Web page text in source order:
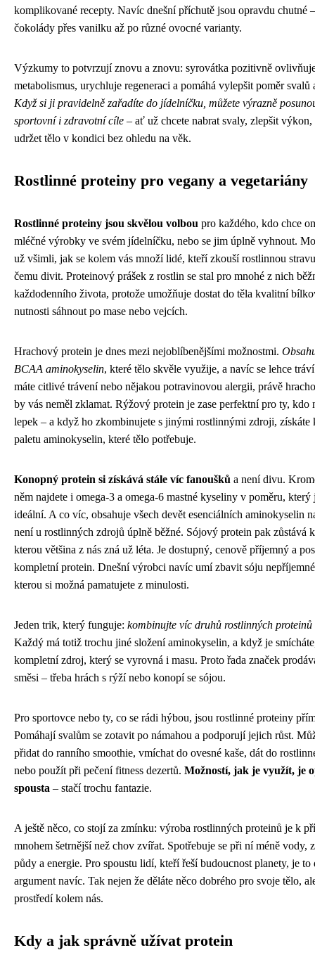
komplikované recepty. Navíc dnešní příchutě jsou opravdu chutné
čokolády přes vanilku až po různé ovocné varianty.
Výzkumy to potvrzují znovu a znovu: syrovátka pozitivně
metabolismus, urychluje regeneraci a pomáhá vylepšit poměr svalů
Když si ji pravidelně zařadíte do jídelníčku, můžete výrazně
sportovní i zdravotní cíle – ať už chcete nabrat svaly, zlepšit výkon,
udržet tělo v kondici bez ohledu na věk.
Rostlinné proteiny pro vegany a vegetariány
Rostlinné proteiny jsou skvělou volbou pro každého, kdo chce
mléčné výrobky ve svém jídelníčku, nebo se jim úplně vyhnout.
už všimli, jak se kolem vás množí lidé, kteří zkouší rostlinnou
čemu divit. Proteinový prášek z rostlin se stal pro mnohé z nich
každodenního života, protože umožňuje dostat do těla kvalitní
nutnosti sáhnout po mase nebo vejcích.
Hrachový protein je dnes mezi nejoblíbenějšími možnostmi.
BCAA aminokyselin, které tělo skvěle využije, a navíc se lehce
máte citlivé trávení nebo nějakou potravinovou alergii, právě
by vás neměl zklamat. Rýžový protein je zase perfektní pro ty, kdo
lepek – a když ho zkombinujete s jinými rostlinnými zdroji, získáte
paletu aminokyselin, které tělo potřebuje.
Konopný protein si získává stále víc fanoušků a není divu.
něm najdete i omega-3 a omega-6 mastné kyseliny v poměru, který
ideální. A co víc, obsahuje všech devět esenciálních aminokyselin
není u rostlinných zdrojů úplně běžné. Sójový protein pak zůstává
kterou většina z nás zná už léta. Je dostupný, cenově příjemný a
kompletní protein. Dnešní výrobci navíc umí zbavit sóju
kterou si možná pamatujete z minulosti.
Jeden trik, který funguje: kombinujte víc druhů rostlinných proteinů
Každý má totiž trochu jiné složení aminokyselin, a když je
kompletní zdroj, který se vyrovná i masu. Proto řada značek
směsi – třeba hrách s rýží nebo konopí se sójou.
Pro sportovce nebo ty, co se rádi hýbou, jsou rostlinné proteiny
Pomáhají svalům se zotavit po námahou a podporují jejich růst.
přidat do ranního smoothie, vmíchat do ovesné kaše, dát do
nebo použít při pečení fitness dezertů. Možností, jak je využít, je
spousta – stačí trochu fantazie.
A ještě něco, co stojí za zmínku: výroba rostlinných proteinů je k
mnohem šetrnější než chov zvířat. Spotřebuje se při ní méně vody,
půdy a energie. Pro spoustu lidí, kteří řeší budoucnost planety, je to
argument navíc. Tak nejen že děláte něco dobrého pro svoje tělo,
prostředí kolem nás.
Kdy a jak správně užívat protein